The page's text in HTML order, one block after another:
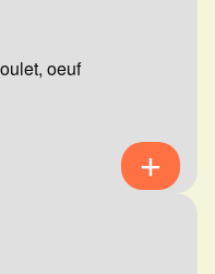
oeuf